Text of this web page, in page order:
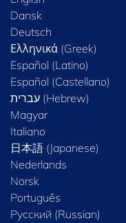
Dansk
Deutsch
Ελληνικά (Greek)
Español (Latino)
Español (Castellano)
Magyar
Italiano
日本語 (Japanese)
Nederlands
Norsk
Português
Русский (Russian)